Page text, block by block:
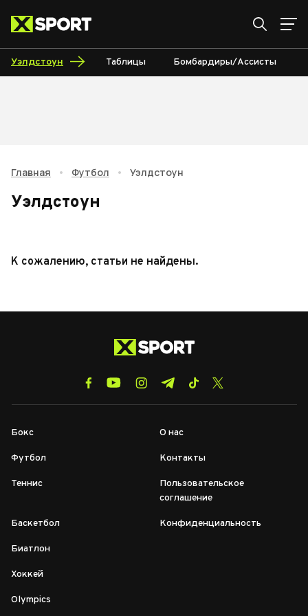
Уэлдстоун Таблицы Бомбардиры/Ассисты
Главная • Футбол • Уэлдстоун
Уэлдстоун
К сожалению, статьи не найдены.
Бокс
Футбол
Теннис
Баскетбол
Биатлон
Хоккей
Olympics
О нас
Контакты
Пользовательское
соглашение
Конфиденциальность